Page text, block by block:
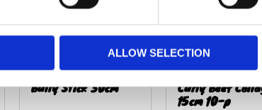
ALLOW SELECTION
Town & Country
Bully Stick 30cm
Town & Country
Curly Beef
15cm 10-p